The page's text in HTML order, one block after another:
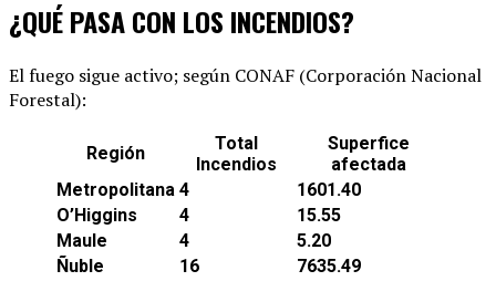
¿QUÉ PASA CON LOS INCENDIOS?
El fuego sigue activo; según CONAF (Corporación Nacional
Forestal):
Región
Total
Incendios
Superfice
afectada
Metropolitana 4
1601.40
O’Higgins
4
15.55
Maule
4
5.20
Ñuble
16 7635.49